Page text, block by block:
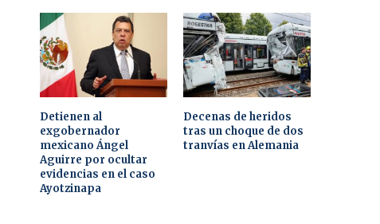
Detienen al
exgobernador
mexicano Ángel
Aguirre por ocultar
evidencias en el caso
Ayotzinapa
Decenas de heridos
tras un choque de dos
tranvías en Alemania